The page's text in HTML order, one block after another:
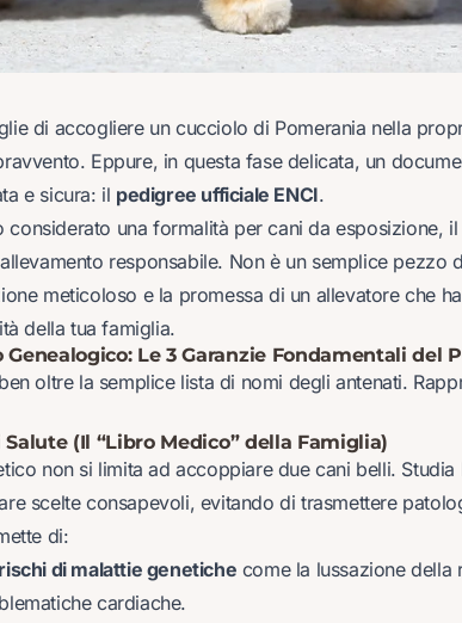
di accogliere un cucciolo di Pomerania nella
Eppure, in questa fase delicata, un
e sicura: il pedigree ufficiale ENCI.
considerato una formalità per cani da esposizione,
responsabile. Non è un semplice pezzo
meticoloso e la promessa di un allevatore che
della tua famiglia.
Genealogico: Le 3 Garanzie Fondamentali del
oltre la semplice lista di nomi degli antenati.
Salute (Il “Libro Medico” della Famiglia)
non si limita ad accoppiare due cani belli.
scelte consapevoli, evitando di trasmettere
di:
di malattie genetiche come la lussazione della
cardiache.